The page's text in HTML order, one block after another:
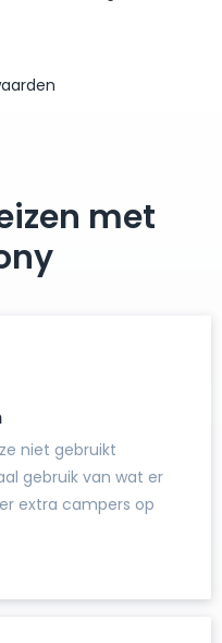
met
niet gebruikt
gebruik van wat er
extra campers op